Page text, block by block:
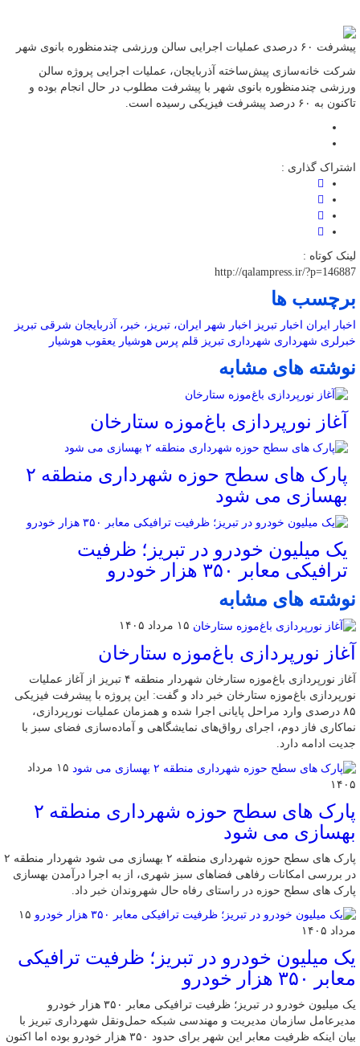
پیشرفت ۶۰ درصدی عملیات اجرایی سالن ورزشی چندمنظوره بانوی شهر
شرکت خانه‌سازی پیش‌ساخته آذربایجان، عملیات اجرایی پروژه سالن
ورزشی چندمنظوره بانوی شهر با پیشرفت مطلوب در حال انجام بوده و
تاکنون به ۶۰ درصد پیشرفت فیزیکی رسیده است.
اشتراک گذاری :
لینک کوتاه :
http://qalampress.ir/?p=146887
برچسب ها
اخبار ایران اخبار تبریز اخبار شهر ایران، تبریز، خبر، آذربایجان شرقی تبریز
خبرلری شهرداری شهرداری تبریز قلم پرس هوشیار یعقوب هوشیار
نوشته های مشابه
آغاز نورپردازی باغ‌موزه ستارخان
پارک های سطح حوزه شهرداری منطقه ۲
بهسازی می شود
یک میلیون خودرو در تبریز؛ ظرفیت
ترافیکی معابر ۳۵۰ هزار خودرو
نوشته های مشابه
۱۵ مرداد ۱۴۰۵
آغاز نورپردازی باغ‌موزه ستارخان
آغاز نورپردازی باغ‌موزه ستارخان شهردار منطقه ۴ تبریز از آغاز عملیات
نورپردازی باغ‌موزه ستارخان خبر داد و گفت: این پروژه با پیشرفت فیزیکی
۸۵ درصدی وارد مراحل پایانی اجرا شده و همزمان عملیات نورپردازی،
نماکاری فاز دوم، اجرای رواق‌های نمایشگاهی و آماده‌سازی فضای سبز با
جدیت ادامه دارد.
۱۵ مرداد
۱۴۰۵
پارک های سطح حوزه شهرداری منطقه ۲
بهسازی می شود
پارک های سطح حوزه شهرداری منطقه ۲ بهسازی می شود شهردار منطقه ۲
در بررسی امکانات رفاهی فضاهای سبز شهری، از به اجرا درآمدن بهسازی
پارک های سطح حوزه در راستای رفاه حال شهروندان خبر داد.
۱۵
مرداد ۱۴۰۵
یک میلیون خودرو در تبریز؛ ظرفیت ترافیکی
معابر ۳۵۰ هزار خودرو
یک میلیون خودرو در تبریز؛ ظرفیت ترافیکی معابر ۳۵۰ هزار خودرو
مدیرعامل سازمان مدیریت و مهندسی شبکه حمل‌ونقل شهرداری تبریز با
بیان اینکه ظرفیت معابر این شهر برای حدود ۳۵۰ هزار خودرو بوده اما اکنون